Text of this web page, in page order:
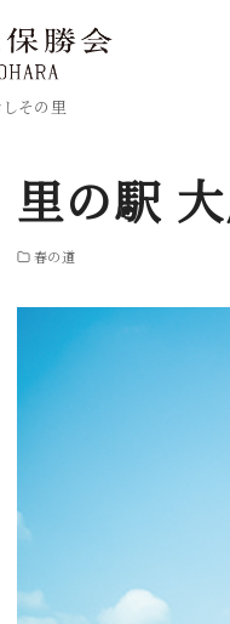
その里
里の駅
春の道